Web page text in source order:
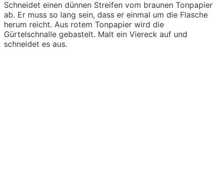
Schneidet einen dünnen Streifen vom braunen Tonpapier
ab. Er muss so lang sein, dass er einmal um die Flasche
herum reicht. Aus rotem Tonpapier wird die
Gürtelschnalle gebastelt. Malt ein Viereck auf und
schneidet es aus.